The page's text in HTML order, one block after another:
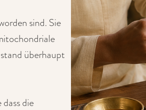
sind. Sie
überhaupt
die